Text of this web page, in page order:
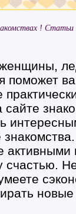
!
поможет
счастью.